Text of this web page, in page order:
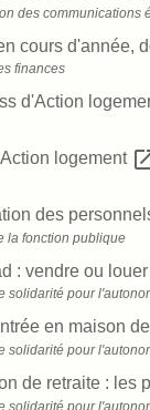
des communications
cours d'année,
finances
d'Action
logement
des
la fonction publique
: vendre ou
solidarité pour
en maison
solidarité pour
de retraite : les
solidarité pour